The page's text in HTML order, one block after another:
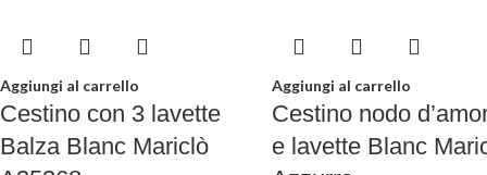
Aggiungi al carrello
Cestino con 3 lavette
Balza Blanc Mariclò
Aggiungi al carrello
Cestino nodo
e lavette Blanc